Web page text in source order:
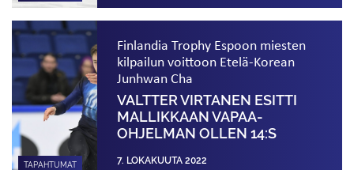
TAPAHTUMAT
Finlandia Trophy Espoon miesten
kilpailun voittoon Etelä-Korean
Junhwan Cha
VALTTER VIRTANEN ESITTI
MALLIKKAAN VAPAA­
OHJELMAN OLLEN 14:S
7. LOKAKUUTA 2022